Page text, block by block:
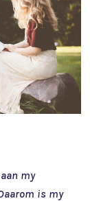
my
is my